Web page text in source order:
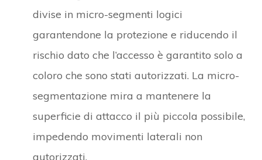
autorizzati.
Verifica/monitoraggio continuo– Dopo aver
fornito l’accesso all’applicazione a un
determinato utente, da una determinata
posizione, su un determinato dispositivo, è
necessario un monitoraggio continuo in
modo tale che, se il livello di rischio cambia,
la connettività possa essere interrotta per